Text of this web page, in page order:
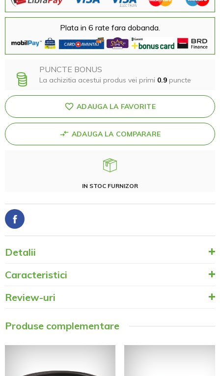
Plata in 6 rate fara dobanda.
PUNCTE BONUS
La achizitia acestui produs vei primi 0.9 puncte
ADAUGA LA FAVORITE
ADAUGA LA COMPARARE
IN STOC FURNIZOR
Detalii
Caracteristici
Review-uri
Produse complementare